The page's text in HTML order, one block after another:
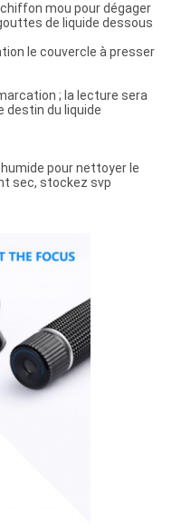
mou pour dégager
de liquide dessous
le couvercle à presser
; la lecture sera
destin du liquide
pour nettoyer le
sec, stockez svp